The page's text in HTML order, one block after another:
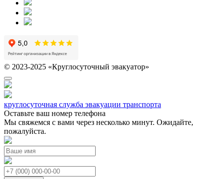
© 2023-2025 «Круглосуточный эвакуатор»
круглосуточная служба эвакуации транспорта
Оставьте ваш номер телефона
Мы свяжемся с вами через несколько минут. Ожидайте,
пожалуйста.